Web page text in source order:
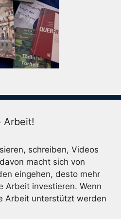
Arbeit!
schreiben, Videos
macht sich von
eingehen, desto mehr
Arbeit investieren. Wenn
Arbeit unterstützt werden